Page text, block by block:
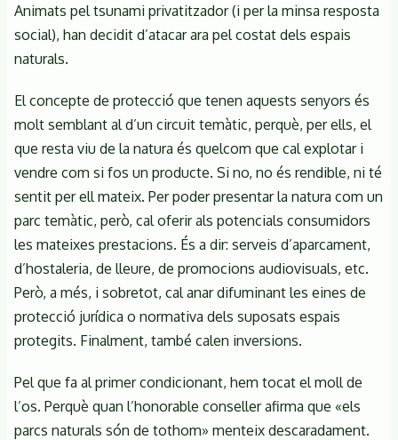
Animats pel tsunami privatitzador (i per la minsa resposta
social), han decidit d’atacar ara pel costat dels espais
naturals.
El concepte de protecció que tenen aquests senyors és
molt semblant al d’un circuit temàtic, perquè, per ells, el
que resta viu de la natura és quelcom que cal explotar i
vendre com si fos un producte. Si no, no és rendible, ni té
sentit per ell mateix. Per poder presentar la natura com un
parc temàtic, però, cal oferir als potencials consumidors
les mateixes prestacions. És a dir: serveis d’aparcament,
d’hostaleria, de lleure, de promocions audiovisuals, etc.
Però, a més, i sobretot, cal anar difuminant les eines de
protecció jurídica o normativa dels suposats espais
protegits. Finalment, també calen inversions.
Pel que fa al primer condicionant, hem tocat el moll de
l’os. Perquè quan l’honorable conseller afirma que «els
parcs naturals són de tothom» menteix descaradament.